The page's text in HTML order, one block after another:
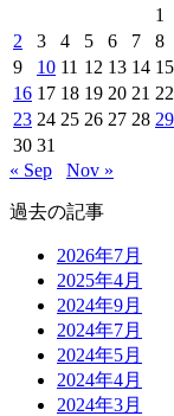
1
2
3 4 5 6 7
8
9
10 11 12 13 14 15
16 17 18 19 20 21 22
23 24 25 26 27 28 29
30 31
« Sep
Nov »
過去の記事
2026年7月
2025年4月
2024年9月
2024年7月
2024年5月
2024年4月
2024年3月